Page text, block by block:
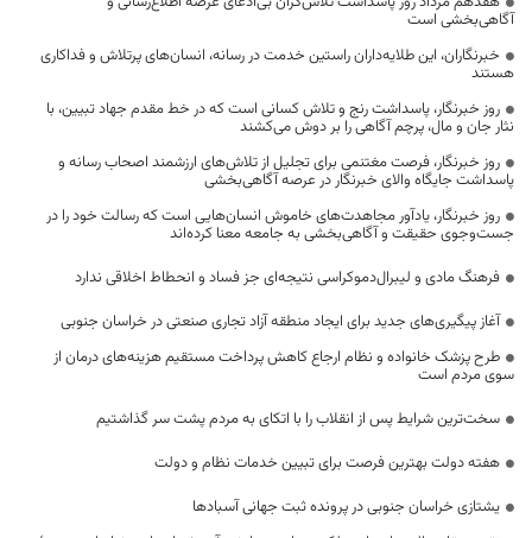
آگاهی‌بخشی است
خبرنگاران، این طلایه‌داران راستین خدمت در رسانه، انسان‌های پرتلاش و فداکاری
هستند
روز خبرنگار، پاسداشت رنج و تلاش کسانی است که در خط مقدم جهاد تبیین، با
نثار جان و مال، پرچم آگاهی را بر دوش می‌کشند
روز خبرنگار، فرصت مغتنمی برای تجلیل از تلاش‌های ارزشمند اصحاب رسانه و
پاسداشت جایگاه والای خبرنگار در عرصه آگاهی‌بخشی
روز خبرنگار، یادآور مجاهدت‌های خاموش انسان‌هایی است که رسالت خود را در
جست‌وجوی حقیقت و آگاهی‌بخشی به جامعه معنا کرده‌اند
فرهنگ مادی و لیبرال‌دموکراسی نتیجه‌ای جز فساد و انحطاط اخلاقی ندارد
آغاز پیگیری‌های جدید برای ایجاد منطقه آزاد تجاری صنعتی در خراسان جنوبی
طرح پزشک خانواده و نظام ارجاع کاهش پرداخت مستقیم هزینه‌های درمان از
سوی مردم است
سخت‌ترین شرایط پس از انقلاب را با اتکای به مردم پشت سر گذاشتیم
هفته دولت بهترین فرصت برای تبیین خدمات نظام و دولت
یشتازی خراسان جنوبی در پرونده ثبت جهانی آسبادها